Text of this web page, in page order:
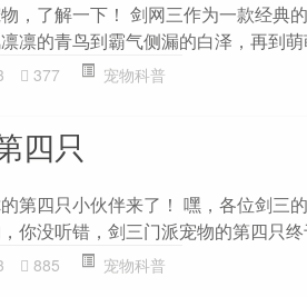
，了解一下！ 剑网三作为一款经典
凛的青鸟到霸气侧漏的白泽，再到萌
377 宠物科普
四只
第四只小伙伴来了！ 嘿，各位剑三
你没听错，剑三门派宠物的第四只终
885 宠物科普